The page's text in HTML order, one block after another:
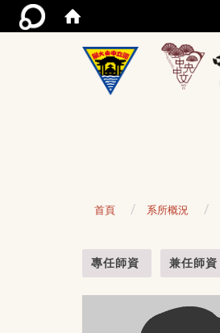
首頁 系所概況
專任師資 兼任師資